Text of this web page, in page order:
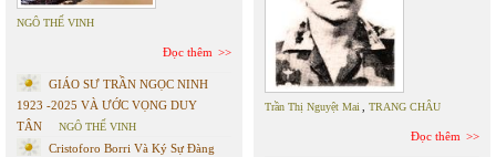
NGÔ THẾ VINH
Đọc thêm
GIÁO SƯ TRẦN NGỌC NINH
1923 -2025 VÀ ƯỚC VỌNG DUY
TÂN
NGÔ THẾ VINH
Cristoforo Borri Và Ký Sự Đàng
Trần Thị Nguyệt Mai TRANG CHÂU
Đọc thêm